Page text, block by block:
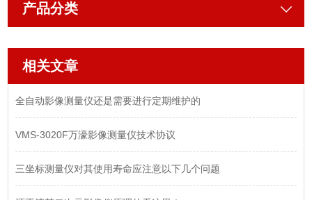
产品分类
相关文章
全自动影像测量仪还是需要进行定期维护的
VMS-3020F万濠影像测量仪技术协议
三坐标测量仪对其使用寿命应注意以下几个问题